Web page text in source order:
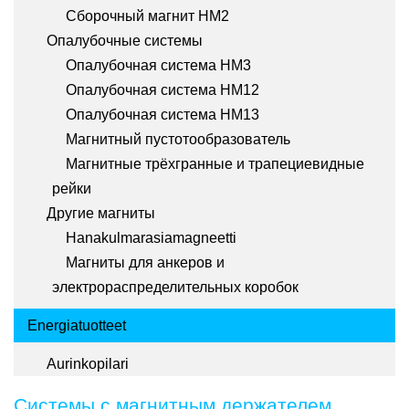
Сборочный магнит HM2
Опалубочные системы
Опалубочная система HM3
Опалубочная система HM12
Опалубочная система HM13
Магнитный пустотообразователь
Магнитные трёхгранные и трапециевидные
рейки
Другие магниты
Hanakulmarasiamagneetti
Магниты для анкеров и
электрораспределительных коробок
Energiatuotteet
Aurinkopilari
Системы с магнитным держателем,